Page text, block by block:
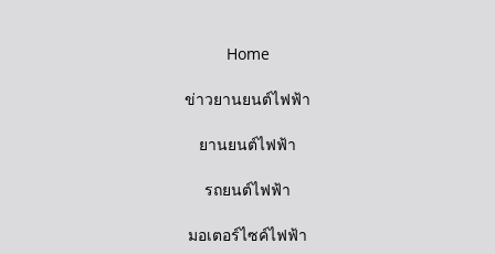
Home
ข่าวยานยนต์ไฟฟ้า
ยานยนต์ไฟฟ้า
รถยนต์ไฟฟ้า
มอเตอร์ไซค์ไฟฟ้า